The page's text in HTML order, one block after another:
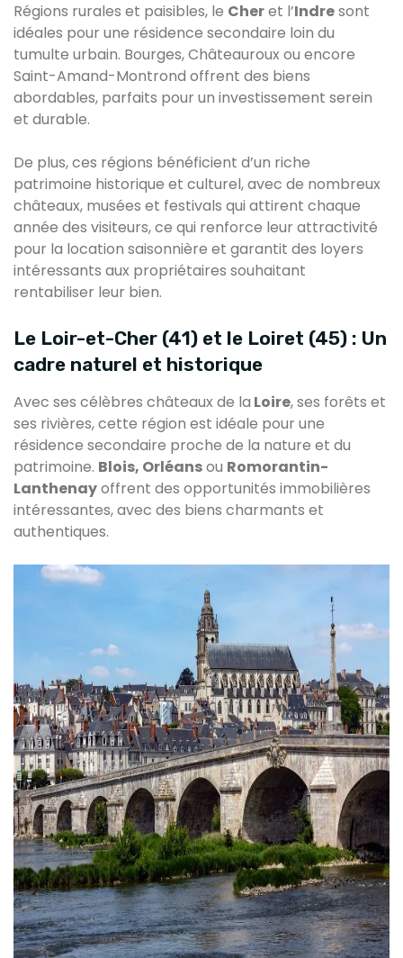
Régions rurales et paisibles, le Cheret l’Indresont
idéales pour une résidence secondaire loin du
tumulte urbain. Bourges, Châteauroux ou encore
Saint-Amand-Montrond offrent des biens
abordables, parfaits pour un investissement serein
et durable.
De plus, ces régions bénéficient d’un riche
patrimoine historique et culturel, avec de nombreux
châteaux, musées et festivals qui attirent chaque
année des visiteurs, ce qui renforce leur attractivité
pour la location saisonnière et garantit des loyers
intéressants aux propriétaires souhaitant
rentabiliser leur bien.
Le Loir-et-Cher (41) et le Loiret (45) : Un
cadre naturel et historique
Avec ses célèbres châteaux de la Loire, ses forêts et
ses rivières, cette région est idéale pour une
résidence secondaire proche de la nature et du
patrimoine. Blois, Orléansou Romorantin-
Lanthenayoffrent des opportunités immobilières
intéressantes, avec des biens charmants et
authentiques.